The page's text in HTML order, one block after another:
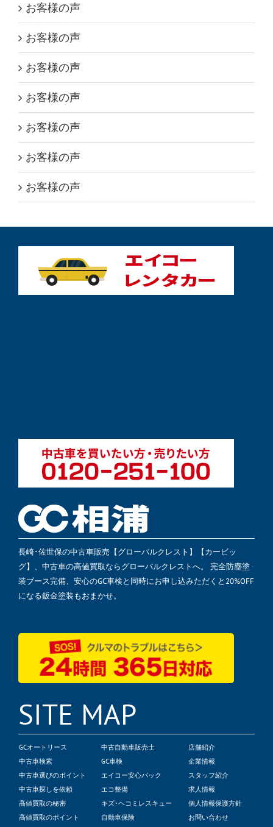
お客様の声
お客様の声
お客様の声
お客様の声
お客様の声
お客様の声
お客様の声
長崎･佐世保の中古車販売【グローバルクレスト】【カービッ
グ】、中古車の高値買取ならグローバルクレストへ。 完全防塵塗
装ブース完備、安心のGC車検と同時にお申し込みただくと20%OFF
になる鈑金塗装もおまかせ。
SITE MAP
GCオートリース
中古車検索
中古車選びのポイント
中古車探しを依頼
高値買取の秘密
高値買取のポイント
中古自動車販売士
GC車検
エイコー安心パック
エコ整備
キズ･ヘコミレスキュー
自動車保険
店舗紹介
企業情報
スタッフ紹介
求人情報
個人情報保護方針
お問い合わせ